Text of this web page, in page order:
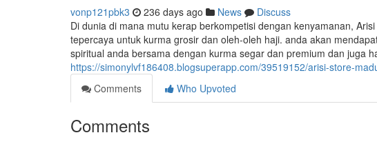
vonp121pbk3 236 days ago News
Discuss
Di dunia di mana mutu kerap berkompetisi dengan kenyamanan,
tepercaya untuk kurma grosir dan oleh-oleh haji. anda akan
spiritual anda bersama dengan kurma segar dan premium dan juga
https://simonylvf186408.blogsuperapp.com/39519152/arisi-store-
Comments
Who Upvoted
Comments